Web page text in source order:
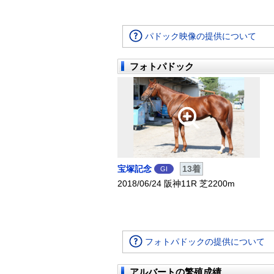
パドック映像の提供について
フォトパドック
宝塚記念 GI
13着
2018/06/24 阪神11R 芝2200m
フォトパドックの提供について
アルバートの繁殖成績